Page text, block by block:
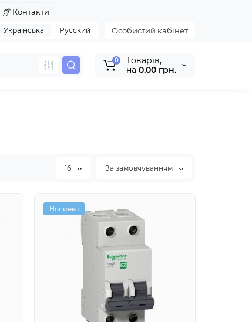
Контакти
Особистий кабінет
Українська Русский
0
Tоварів,
на 0.00 грн.
16 За замовчуванням
Новинка